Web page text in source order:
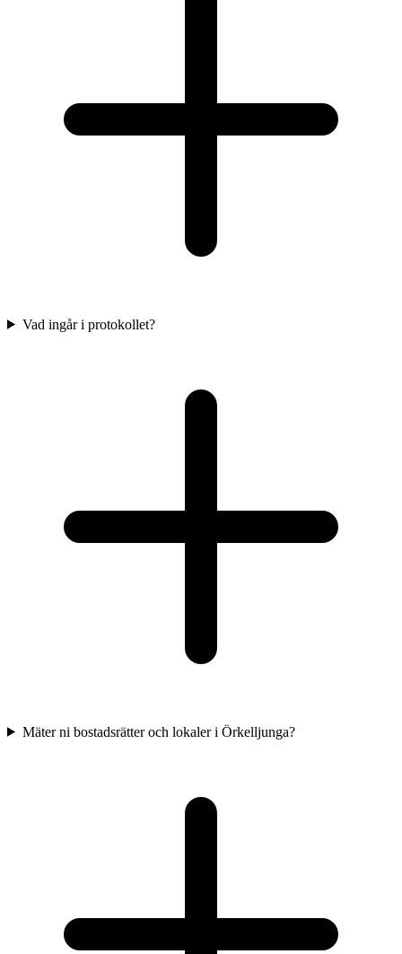
Vad ingår i protokollet?
Mäter ni bostadsrätter och lokaler i Örkelljunga?